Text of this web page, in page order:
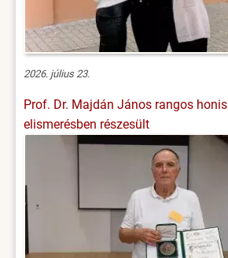
2026. július 23.
Prof. Dr. Majdán János rangos
elismerésben részesült